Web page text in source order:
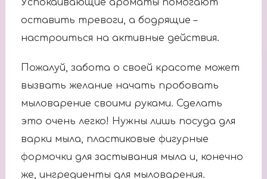
Успокаивающие ароматы помогают
оставить тревоги, а бодрящие –
настроиться на активные действия.
Пожалуй, забота о своей красоте может
вызвать желание начать пробовать
мыловарение своими руками. Сделать
это очень легко! Нужны лишь посуда для
варки мыла, пластиковые фигурные
формочки для застывания мыла и, конечно
же, ингредиенты для мыловарения.